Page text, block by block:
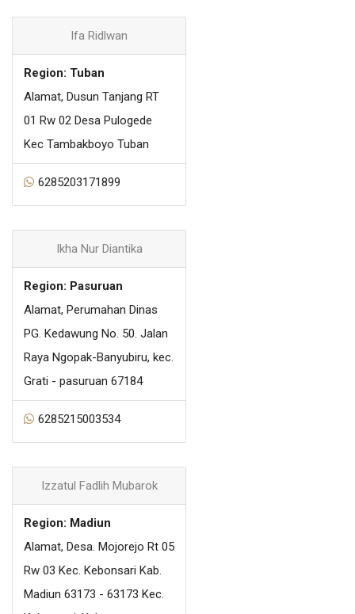
Ifa Ridlwan
Region: Tuban
Alamat, Dusun Tanjang RT
01 Rw 02 Desa Pulogede
Kec Tambakboyo Tuban
6285203171899
Ikha Nur Diantika
Region: Pasuruan
Alamat, Perumahan Dinas
PG. Kedawung No. 50. Jalan
Raya Ngopak-Banyubiru, kec.
Grati - pasuruan 67184
6285215003534
Izzatul Fadlih Mubarok
Region: Madiun
Alamat, Desa. Mojorejo Rt 05
Rw 03 Kec. Kebonsari Kab.
Madiun 63173 - 63173 Kec.